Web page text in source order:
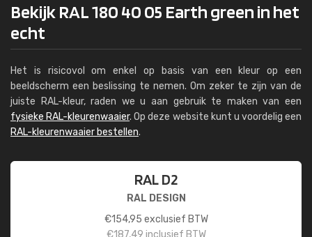
Bekijk RAL 180 40 05 Earth green in het
echt
Het is risicovol om enkel op basis van een kleur op een
beeldscherm een beslissing te nemen. Om zeker te zijn van de
juiste RAL-kleur, raden we u aan gebruik te maken van een
fysieke RAL-kleurenwaaier. Op deze website kunt u voordelig een
RAL-kleurenwaaier bestellen.
RAL D2
RAL DESIGN
€154,95 exclusief BTW
€187,49 inclusief BTW